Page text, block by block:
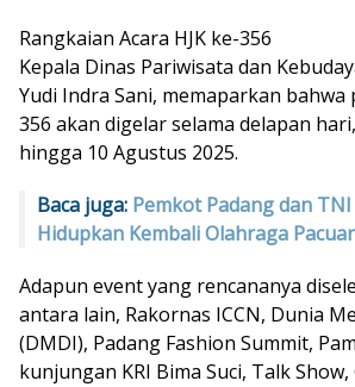
Rangkaian Acara HJK ke-356
Kepala Dinas Pariwisata dan
Yudi Indra Sani, memaparkan bahwa
356 akan digelar selama delapan
hingga 10 Agustus 2025.
Baca juga: Pemkot Padang dan
Hidupkan Kembali Olahraga
Adapun event yang rencananya
antara lain, Rakornas ICCN, Dunia
(DMDI), Padang Fashion Summit,
kunjungan KRI Bima Suci, Talk Show,